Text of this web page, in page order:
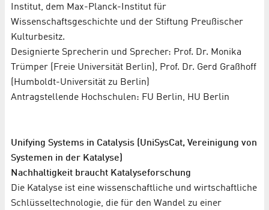
Institut, dem Max-Planck-Institut für
Wissenschaftsgeschichte und der Stiftung Preußischer
Kulturbesitz.
Designierte Sprecherin und Sprecher: Prof. Dr. Monika
Trümper (Freie Universität Berlin), Prof. Dr. Gerd Graßhoff
(Humboldt-Universität zu Berlin)
Antragstellende Hochschulen: FU Berlin, HU Berlin
Unifying Systems in Catalysis (UniSysCat, Vereinigung von
Systemen in der Katalyse)
Nachhaltigkeit braucht Katalyseforschung
Die Katalyse ist eine wissenschaftliche und wirtschaftliche
Schlüsseltechnologie, die für den Wandel zu einer